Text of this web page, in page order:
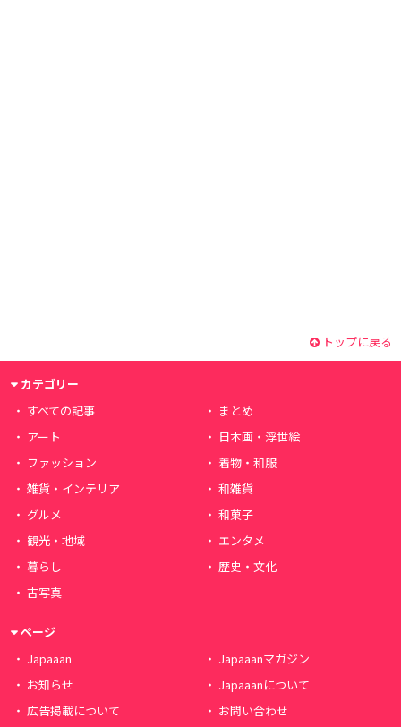
トップに戻る
カテゴリー
すべての記事
まとめ
アート
日本画・浮世絵
ファッション
着物・和服
雑貨・インテリア
和雑貨
グルメ
和菓子
観光・地域
エンタメ
暮らし
歴史・文化
古写真
ページ
Japaaan
Japaaanマガジン
お知らせ
Japaaanについて
広告掲載について
お問い合わせ